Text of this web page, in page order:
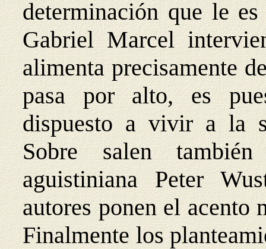
determinación que le
Gabriel Marcel
alimenta precisamente
pasa por alto, es
dispuesto a vivir a la
Sobre salen también
aguistiniana Peter
autores ponen el acento
Finalmente los